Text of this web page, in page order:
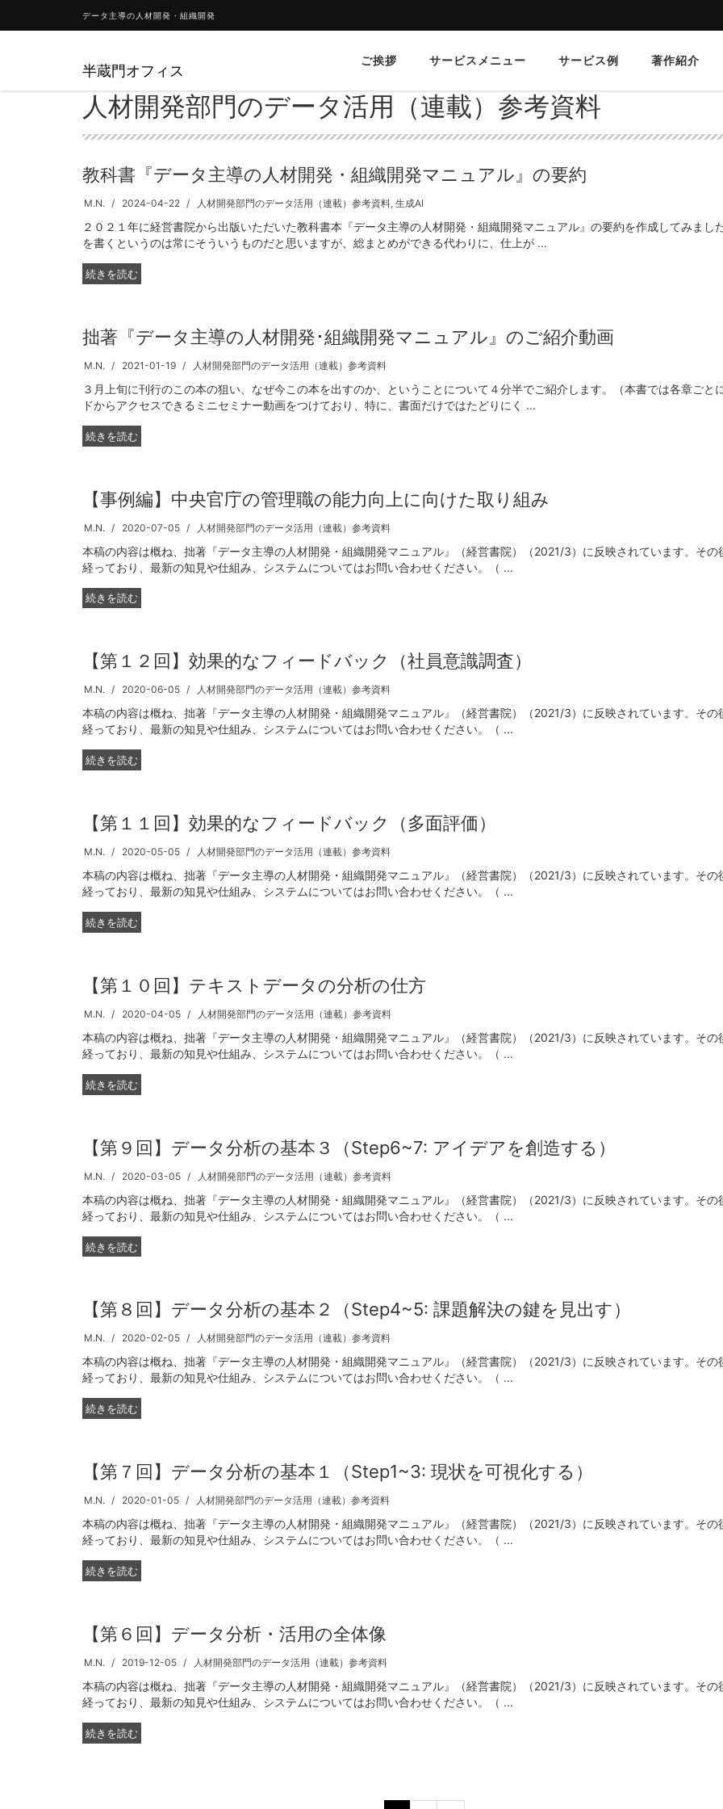
データ主導の人材開発・組織開発
半蔵門オフィス
ご挨拶 サービスメニュー サービス例 著作紹介
人材開発部門のデータ活用（連載）参考資料
教科書『データ主導の人材開発・組織開発マニュアル』の要約
M.N. 2024-04-22 人材開発部門のデータ活用（連載）参考資料, 生成AI
２０２１年に経営書院から出版いただいた教科書本『データ主導の人材開発・組織開発マニュアル』の要約を作成してみまし
を書くというのは常にそういうものだと思いますが、総まとめができる代わりに、仕上が ...
続きを読む
拙著『データ主導の人材開発･組織開発マニュアル』のご紹介動画
M.N. 2021-01-19 人材開発部門のデータ活用（連載）参考資料
３月上旬に刊行のこの本の狙い、なぜ今この本を出すのか、ということについて４分半でご紹介します。（本書では各章ごと
ドからアクセスできるミニセミナー動画をつけており、特に、書面だけではたどりにく ...
続きを読む
【事例編】中央官庁の管理職の能力向上に向けた取り組み
M.N. 2020-07-05 人材開発部門のデータ活用（連載）参考資料
本稿の内容は概ね、拙著『データ主導の人材開発・組織開発マニュアル』（経営書院）（2021/3）に反映されています。その
経っており、最新の知見や仕組み、システムについてはお問い合わせください。（ ...
続きを読む
【第１２回】効果的なフィードバック（社員意識調査）
M.N. 2020-06-05 人材開発部門のデータ活用（連載）参考資料
本稿の内容は概ね、拙著『データ主導の人材開発・組織開発マニュアル』（経営書院）（2021/3）に反映されています。その
経っており、最新の知見や仕組み、システムについてはお問い合わせください。（ ...
続きを読む
【第１１回】効果的なフィードバック（多面評価）
M.N. 2020-05-05 人材開発部門のデータ活用（連載）参考資料
本稿の内容は概ね、拙著『データ主導の人材開発・組織開発マニュアル』（経営書院）（2021/3）に反映されています。その
経っており、最新の知見や仕組み、システムについてはお問い合わせください。（ ...
続きを読む
【第１０回】テキストデータの分析の仕方
M.N. 2020-04-05 人材開発部門のデータ活用（連載）参考資料
本稿の内容は概ね、拙著『データ主導の人材開発・組織開発マニュアル』（経営書院）（2021/3）に反映されています。その
経っており、最新の知見や仕組み、システムについてはお問い合わせください。（ ...
続きを読む
【第９回】データ分析の基本３（Step6~7: アイデアを創造する）
M.N. 2020-03-05 人材開発部門のデータ活用（連載）参考資料
本稿の内容は概ね、拙著『データ主導の人材開発・組織開発マニュアル』（経営書院）（2021/3）に反映されています。その
経っており、最新の知見や仕組み、システムについてはお問い合わせください。（ ...
続きを読む
【第８回】データ分析の基本２（Step4~5: 課題解決の鍵を見出す）
M.N. 2020-02-05 人材開発部門のデータ活用（連載）参考資料
本稿の内容は概ね、拙著『データ主導の人材開発・組織開発マニュアル』（経営書院）（2021/3）に反映されています。その
経っており、最新の知見や仕組み、システムについてはお問い合わせください。（ ...
続きを読む
【第７回】データ分析の基本１（Step1~3: 現状を可視化する）
M.N. 2020-01-05 人材開発部門のデータ活用（連載）参考資料
本稿の内容は概ね、拙著『データ主導の人材開発・組織開発マニュアル』（経営書院）（2021/3）に反映されています。その
経っており、最新の知見や仕組み、システムについてはお問い合わせください。（ ...
続きを読む
【第６回】データ分析・活用の全体像
M.N. 2019-12-05 人材開発部門のデータ活用（連載）参考資料
本稿の内容は概ね、拙著『データ主導の人材開発・組織開発マニュアル』（経営書院）（2021/3）に反映されています。その
経っており、最新の知見や仕組み、システムについてはお問い合わせください。（ ...
続きを読む